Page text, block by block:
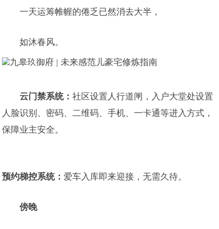
一天运筹帷幄的倦乏已然消去大半，
如沐春风。
云门禁系统：社区设置人行道闸，入户大堂处设置
人脸识别、密码、二维码、手机、一卡通等进入方式，
保障业主安全。
预约梯控系统：爱车入库即来迎接，无需久待。
傍晚